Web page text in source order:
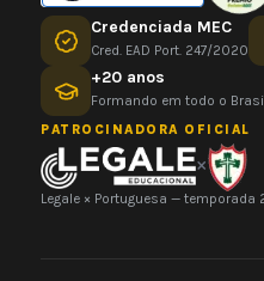
Credenciada MEC
Cred. EAD Port. 247/2020
+20 anos
Formando em todo o
PATROCINADORA OFICIAL
×
Legale × Portuguesa — temporada